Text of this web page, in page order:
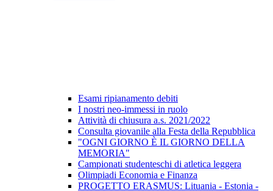
Esami ripianamento debiti
I nostri neo-immessi in ruolo
Attività di chiusura a.s. 2021/2022
Consulta giovanile alla Festa della Repubblica
"OGNI GIORNO È IL GIORNO DELLA
MEMORIA"
Campionati studenteschi di atletica leggera
Olimpiadi Economia e Finanza
PROGETTO ERASMUS: Lituania - Estonia -